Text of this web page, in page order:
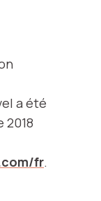
a été
2018
fr.